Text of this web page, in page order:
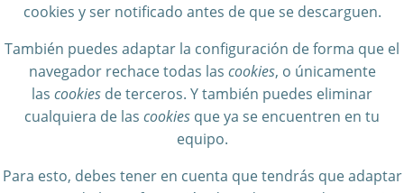
cookies y ser notificado antes de que se descarguen.
También puedes adaptar la configuración de forma que el
navegador rechace todas las cookies, o únicamente
las cookies de terceros. Y también puedes eliminar
cualquiera de las cookies que ya se encuentren en tu
equipo.
Para esto, debes tener en cuenta que tendrás que adaptar